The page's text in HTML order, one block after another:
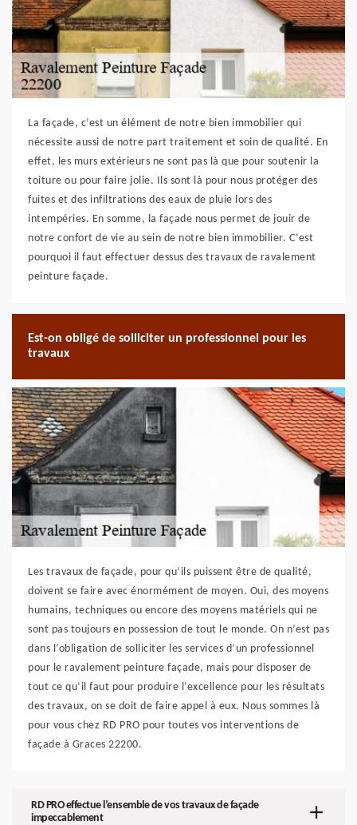
La façade, c’est un élément de notre bien immobilier qui
nécessite aussi de notre part traitement et soin de qualité. En
effet, les murs extérieurs ne sont pas là que pour soutenir la
toiture ou pour faire jolie. Ils sont là pour nous protéger des
fuites et des infiltrations des eaux de pluie lors des
intempéries. En somme, la façade nous permet de jouir de
notre confort de vie au sein de notre bien immobilier. C’est
pourquoi il faut effectuer dessus des travaux de ravalement
peinture façade.
Est-on obligé de solliciter un professionnel pour les
travaux
Les travaux de façade, pour qu’ils puissent être de qualité,
doivent se faire avec énormément de moyen. Oui, des moyens
humains, techniques ou encore des moyens matériels qui ne
sont pas toujours en possession de tout le monde. On n’est pas
dans l’obligation de solliciter les services d’un professionnel
pour le ravalement peinture façade, mais pour disposer de
tout ce qu’il faut pour produire l’excellence pour les résultats
des travaux, on se doit de faire appel à eux. Nous sommes là
pour vous chez RD PRO pour toutes vos interventions de
façade à Graces 22200.
RD PRO effectue l’ensemble de vos travaux de façade
impeccablement